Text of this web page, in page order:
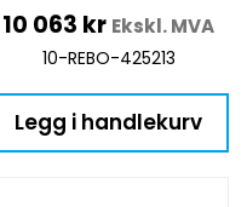
10 063 kr Ekskl. MVA
10-REBO-425213
Legg i handlekurv